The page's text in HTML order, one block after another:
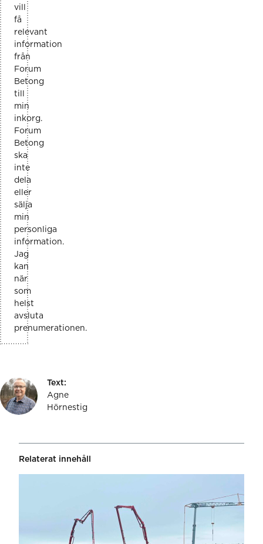
vill
få
relevant
information
från
Forum
Betong
till
min
inkorg.
Forum
Betong
ska
inte
dela
eller
sälja
min
personliga
information.
Jag
kan
när
som
helst
avsluta
prenumerationen.
Text:
Agne
Hörnestig
Relaterat innehåll